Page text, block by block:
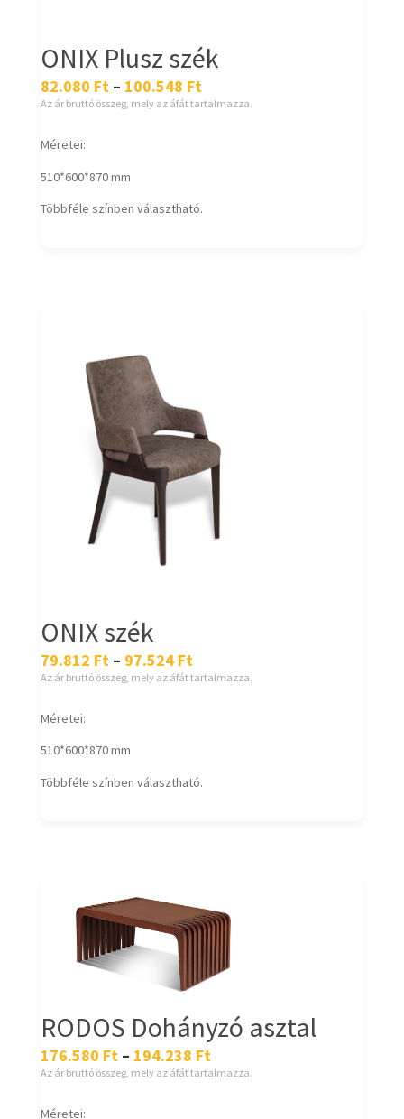
ONIX Plusz szék
82.080 Ft – 100.548 Ft
Az ár bruttó összeg, mely az áfát tartalmazza.
Méretei:
510*600*870 mm
Többféle színben választható.
ONIX szék
79.812 Ft – 97.524 Ft
Az ár bruttó összeg, mely az áfát tartalmazza.
Méretei:
510*600*870 mm
Többféle színben választható.
RODOS Dohányzó asztal
176.580 Ft – 194.238 Ft
Az ár bruttó összeg, mely az áfát tartalmazza.
Méretei: